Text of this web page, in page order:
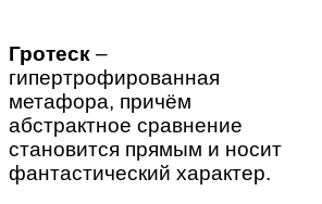
Гротеск –
гипертрофированная
метафора, причём
абстрактное сравнение
становится прямым и носит
фантастический характер.